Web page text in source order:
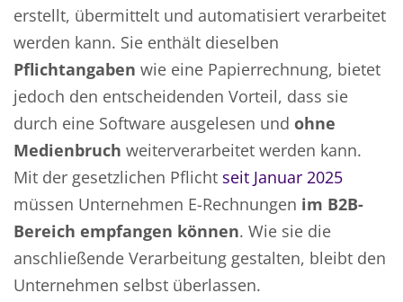
erstellt, übermittelt und automatisiert verarbeitet
werden kann. Sie enthält dieselben
Pflichtangaben wie eine Papierrechnung, bietet
jedoch den entscheidenden Vorteil, dass sie
durch eine Software ausgelesen und ohne
Medienbruch weiterverarbeitet werden kann.
Mit der gesetzlichen Pflicht seit Januar 2025
müssen Unternehmen E-Rechnungen im B2B-
Bereich empfangen können. Wie sie die
anschließende Verarbeitung gestalten, bleibt den
Unternehmen selbst überlassen.